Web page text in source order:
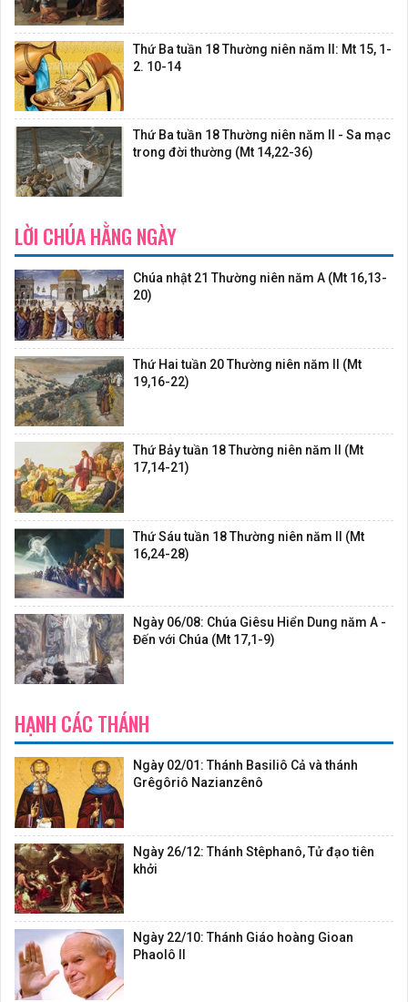
Thứ Ba tuần 18 Thường niên năm II: Mt 15, 1-
2. 10-14
Thứ Ba tuần 18 Thường niên năm II - Sa mạc
trong đời thường (Mt 14,22-36)
LỜI CHÚA HẰNG NGÀY
Chúa nhật 21 Thường niên năm A (Mt 16,13-
20)
Thứ Hai tuần 20 Thường niên năm II (Mt
19,16-22)
Thứ Bảy tuần 18 Thường niên năm II (Mt
17,14-21)
Thứ Sáu tuần 18 Thường niên năm II (Mt
16,24-28)
Ngày 06/08: Chúa Giêsu Hiển Dung năm A -
Đến với Chúa (Mt 17,1-9)
HẠNH CÁC THÁNH
Ngày 02/01: Thánh Basiliô Cả và thánh
Grêgôriô Nazianzênô
Ngày 26/12: Thánh Stêphanô, Tử đạo tiên
khởi
Ngày 22/10: Thánh Giáo hoàng Gioan
Phaolô II